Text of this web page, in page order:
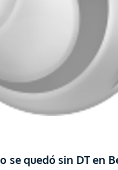
se quedó sin DT en